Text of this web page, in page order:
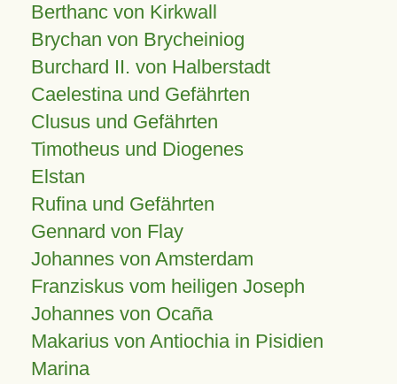
Berthanc von Kirkwall
Brychan von Brycheiniog
Burchard II. von Halberstadt
Caelestina und Gefährten
Clusus und Gefährten
Timotheus und Diogenes
Elstan
Rufina und Gefährten
Gennard von Flay
Johannes von Amsterdam
Franziskus vom heiligen Joseph
Johannes von Ocaña
Makarius von Antiochia in Pisidien
Marina